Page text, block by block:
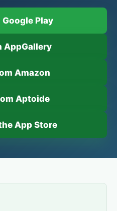
Google Play
AppGallery
Amazon
Aptoide
App Store